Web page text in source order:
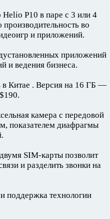
P10 в паре с 3 или 4
во
и приложений.
приложений
и ведения бизнеса.
в Китае . Версия на 16 ГБ —
камера с передовой
показателем диафрагмы
SIM-карты позволит
и разделить звонки на
поддержка технологии